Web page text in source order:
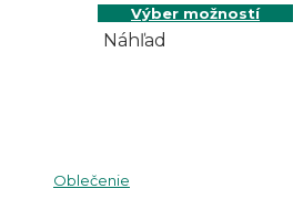
Výber možností
Náhľad
Oblečenie